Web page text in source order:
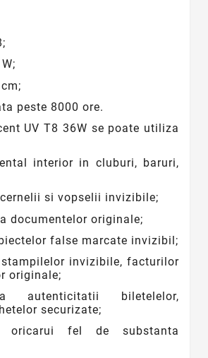
peste 8000 ore.
UV T8 36W se poate utiliza
interior in cluburi, baruri,
si vopselii invizibile;
documentelor originale;
false marcate invizibil;
invizibile, facturilor
originale;
autenticitatii biletelelor,
securizate;
oricarui fel de substanta